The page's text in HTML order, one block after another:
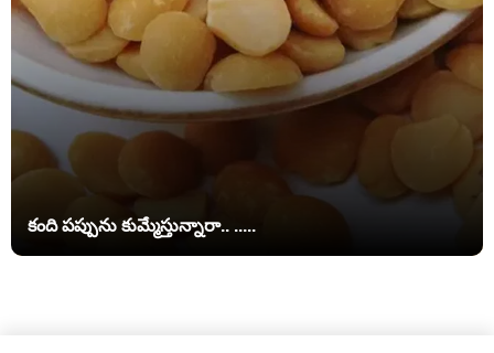
కంది పప్పును కుమ్మేస్తున్నారా.. .....